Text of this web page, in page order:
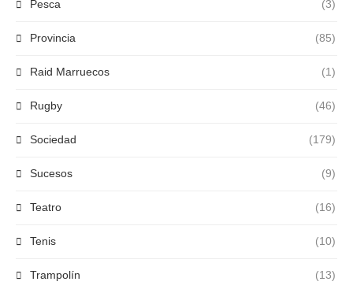
Pesca (3)
Provincia (85)
Raid Marruecos (1)
Rugby (46)
Sociedad (179)
Sucesos (9)
Teatro (16)
Tenis (10)
Trampolín (13)